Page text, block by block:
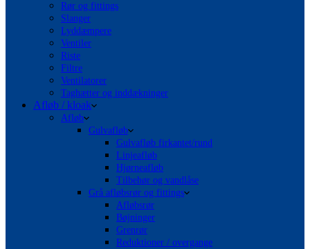
Rør og fittings
Slanger
Lyddæmpere
Ventiler
Riste
Filtre
Ventilatorer
Taghætter og inddækninger
Afløb / kloak
Afløb
Gulvafløb
Gulvafløb firkantet/rund
Linjeafløb
Hjørneafløb
Tilbehør og vandlåse
Grå afløbsrør og fittings
Afløbsrør
Bøjninger
Grenrør
Reduktioner / overgange